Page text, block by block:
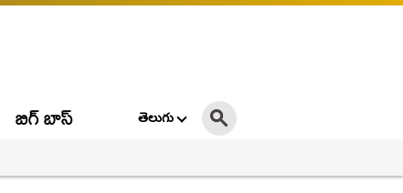
బిగ్ బాస్ తెలుగు